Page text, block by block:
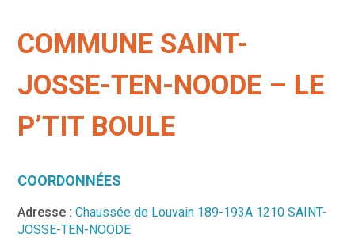
COMMUNE SAINT-
JOSSE-TEN-NOODE – LE
P’TIT BOULE
COORDONNÉES
Adresse : Chaussée de Louvain 189-193A 1210 SAINT-
JOSSE-TEN-NOODE